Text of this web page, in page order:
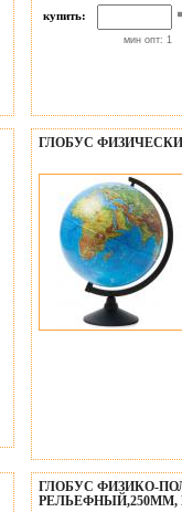
купить:
мин опт: 1
ГЛОБУС
ГЛОБУС ФИЗИКО-
РЕЛЬЕФНЫЙ,250ММ,